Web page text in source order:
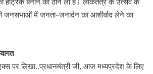
जनसभाओं में जनता-जनार्दन का आशीर्वाद लेने का
पर लिखा..प्रधानमंत्री जी, आज मध्यप्रदेश के लिए